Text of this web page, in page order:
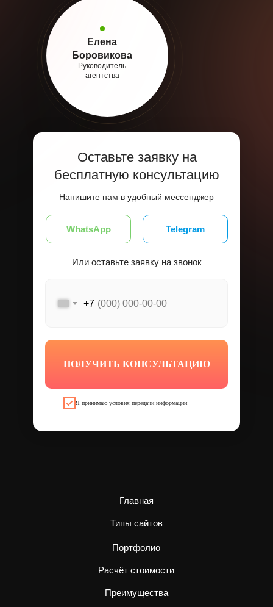
Оставьте заявку на
бесплатную консультацию
Напишите нам в удобный мессенджер
Telegram
Или оставьте заявку на звонок
WhatsApp
Я принимаю условия передачи информации
Елена
Боровикова
Руководитель
агентства
+7
ПОЛУЧИТЬ КОНСУЛЬТАЦИЮ
Типы сайтов
Портфолио
Расчёт стоимости
Преимущества
Главная